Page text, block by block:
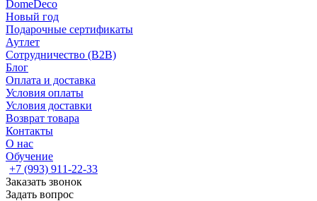
DomeDeco
Новый год
Подарочные сертификаты
Аутлет
Сотрудничество (B2B)
Блог
Оплата и доставка
Условия оплаты
Условия доставки
Возврат товара
Контакты
О нас
Обучение
+7 (993) 911-22-33
Заказать звонок
Задать вопрос